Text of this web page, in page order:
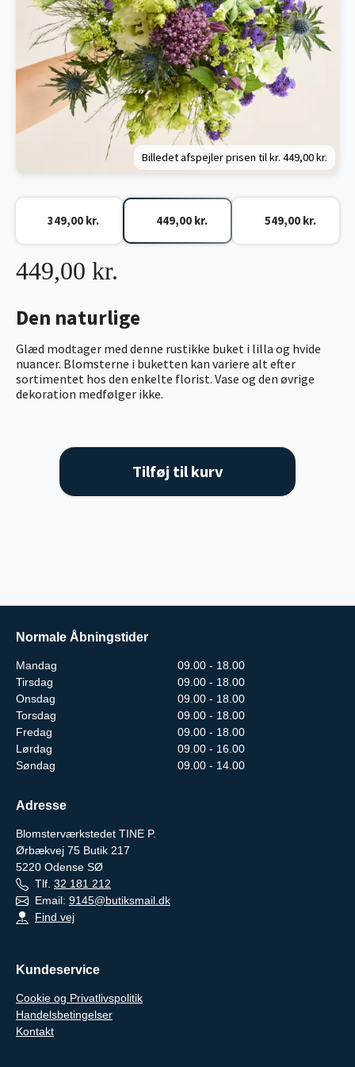
Billedet afspejler prisen til kr. 449,00 kr.
Den naturlige
Glæd modtager med denne rustikke buket i lilla og hvide
nuancer. Blomsterne i buketten kan variere alt efter
sortimentet hos den enkelte florist. Vase og den øvrige
dekoration medfølger ikke.
449,00 kr.
349,00 kr. 449,00 kr. 549,00 kr.
Tilføj til kurv
Normale Åbningstider
Mandag
09.00 - 18.00
Tirsdag
09.00 - 18.00
Onsdag
09.00 - 18.00
Torsdag
09.00 - 18.00
Fredag
09.00 - 18.00
Lørdag
09.00 - 16.00
Søndag
09.00 - 14.00
Adresse
Blomsterværkstedet TINE P.
Ørbækvej 75 Butik 217
5220 Odense SØ
Tlf. 32 181 212
Email: 9145@butiksmail.dk
Find vej
Kundeservice
Cookie og Privatlivspolitik
Handelsbetingelser
Kontakt